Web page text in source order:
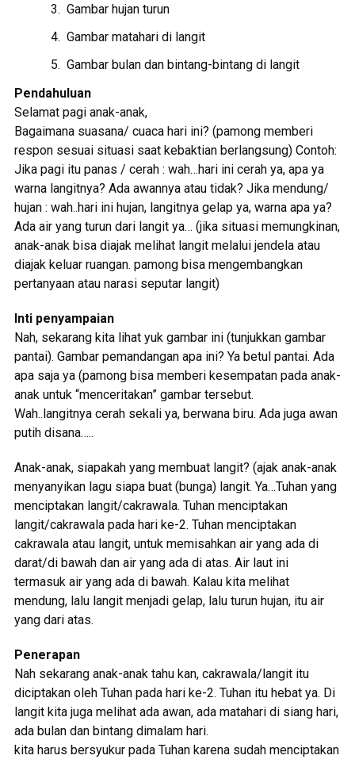
Gambar hujan turun
Gambar matahari di langit
Gambar bulan dan bintang-bintang di langit
Pendahuluan
Selamat pagi anak-anak,
Bagaimana suasana/ cuaca hari ini? (pamong memberi
respon sesuai situasi saat kebaktian berlangsung) Contoh:
Jika pagi itu panas / cerah : wah…hari ini cerah ya, apa ya
warna langitnya? Ada awannya atau tidak? Jika mendung/
hujan : wah..hari ini hujan, langitnya gelap ya, warna apa ya?
Ada air yang turun dari langit ya… (jika situasi memungkinan,
anak-anak bisa diajak melihat langit melalui jendela atau
diajak keluar ruangan. pamong bisa mengembangkan
pertanyaan atau narasi seputar langit)
Inti penyampaian
Nah, sekarang kita lihat yuk gambar ini (tunjukkan gambar
pantai). Gambar pemandangan apa ini? Ya betul pantai. Ada
apa saja ya (pamong bisa memberi kesempatan pada anak-
anak untuk “menceritakan” gambar tersebut.
Wah..langitnya cerah sekali ya, berwana biru. Ada juga awan
putih disana…..
Anak-anak, siapakah yang membuat langit? (ajak anak-anak
menyanyikan lagu siapa buat (bunga) langit. Ya…Tuhan yang
menciptakan langit/cakrawala. Tuhan menciptakan
langit/cakrawala pada hari ke-2. Tuhan menciptakan
cakrawala atau langit, untuk memisahkan air yang ada di
darat/di bawah dan air yang ada di atas. Air laut ini
termasuk air yang ada di bawah. Kalau kita melihat
mendung, lalu langit menjadi gelap, lalu turun hujan, itu air
yang dari atas.
Penerapan
Nah sekarang anak-anak tahu kan, cakrawala/langit itu
diciptakan oleh Tuhan pada hari ke-2. Tuhan itu hebat ya. Di
langit kita juga melihat ada awan, ada matahari di siang hari,
ada bulan dan bintang dimalam hari.
kita harus bersyukur pada Tuhan karena sudah menciptakan